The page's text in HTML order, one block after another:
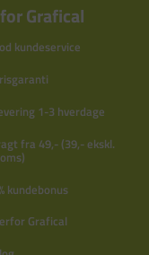
Grafical
kundeservice
1-3 hverdage
fra 49,- (39,- ekskl.
kundebonus
Grafical